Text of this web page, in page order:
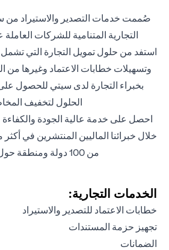
صُممت خدمات التصدير والاستيراد من
التجارية المتنامية للشركات
استفد من حلول تمويل التجارة التي
وتسهيلات خطابات الاعتماد وغيرها من
بخبراء التجارة لدى سيتي للحصول
الحلول لتخفيف
احصل على خدمة عالية الجودة والكفاءة
من 100 دولة ومنطقة حول العالم.
الخدمات التجارية:
خطابات الاعتماد للتصدير والاستيراد
تجهيز حزمة المستندات
الضمانات